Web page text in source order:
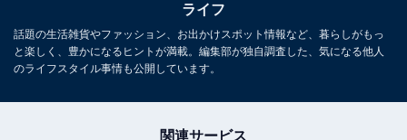
バダバです。すぐにスイートが用意されたのだとか。ブ
ランディングにおいて、トンマナを合わせることがいか
に大事かが分かるエピソードですね。さすが世界の
ライフ
話題の生活雑貨やファッション、お出かけスポット情報など、暮らしがもっ
と楽しく、豊かになるヒントが満載。編集部が独自調査した、気になる他人
のライフスタイル事情も公開しています。
関連サービス